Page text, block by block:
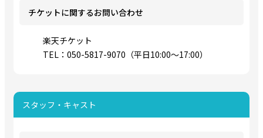
チケットに関するお問い合わせ
楽天チケット
TEL：050-5817-9070（平日10:00～17:00）
スタッフ・キャスト